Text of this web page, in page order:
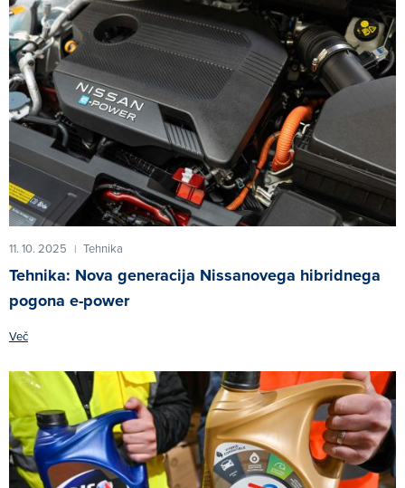
11. 10. 2025 | Tehnika
Tehnika: Nova generacija Nissanovega hibridnega
pogona e-power
Več